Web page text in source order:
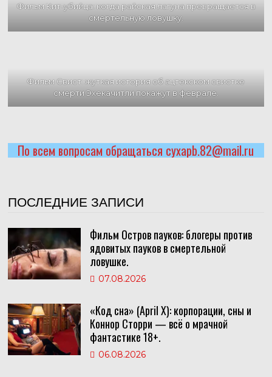
Фильм Кит-убийца: когда райская лагуна превращается в
смертельную ловушку.
Фильм Свист: жуткая история об ацтекском свистке
смерти Эхекачитли покажут в феврале.
По всем вопросам обращаться cyxapb.82@mail.ru
ПОСЛЕДНИЕ ЗАПИСИ
Фильм Остров пауков: блогеры против
ядовитых пауков в смертельной
ловушке.
07.08.2026
«Код сна» (April X): корпорации, сны и
Коннор Сторри — всё о мрачной
фантастике 18+.
06.08.2026